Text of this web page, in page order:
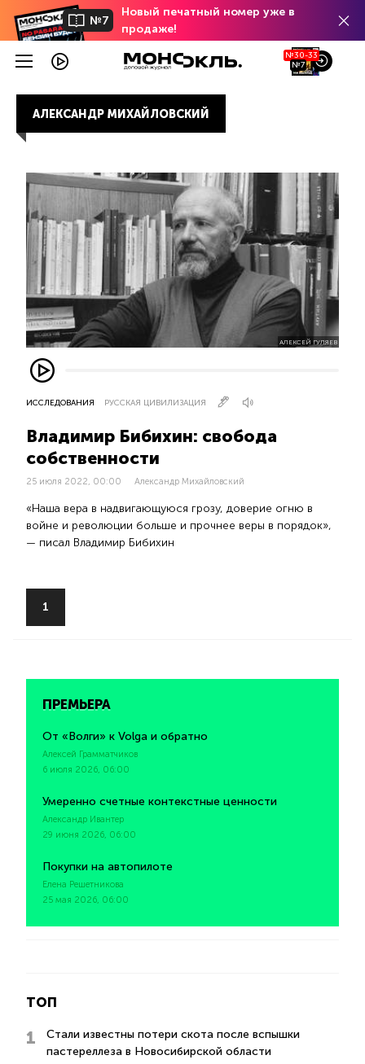
№7
Новый печатный номер уже в
продаже!
№30-33
№7
АЛЕКСАНДР МИХАЙЛОВСКИЙ
АЛЕКСЕЙ ГУЛЯЕВ
ИССЛЕДОВАНИЯ РУССКАЯ ЦИВИЛИЗАЦИЯ
Владимир Бибихин: свобода
собственности
25 июля 2022, 00:00 Александр Михайловский
«Наша вера в надвигающуюся грозу, доверие огню в
войне и революции больше и прочнее веры в порядок»,
— писал Владимир Бибихин
1
ПРЕМЬЕРА
От «Волги» к Volga и обратно
Алексей Грамматчиков
6 июля 2026, 06:00
Умеренно счетные контекстные ценности
Александр Ивантер
29 июня 2026, 06:00
Покупки на автопилоте
Елена Решетникова
25 мая 2026, 06:00
ТОП
Стали известны потери скота после вспышки
пастереллеза в Новосибирской области